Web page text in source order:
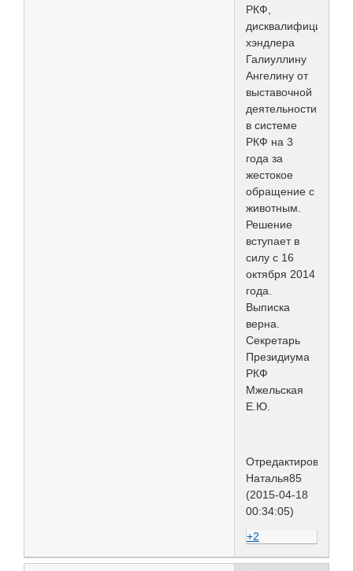
РКФ,
хэндлера
Галиуллину
Ангелину от
выставочной
деятельности
в системе
РКФ на 3
года за
жестокое
обращение с
животным.
Решение
вступает в
силу с 16
октября 2014
года.
Выписка
верна.
Секретарь
Президиума
РКФ
Мжельская
Е.Ю.